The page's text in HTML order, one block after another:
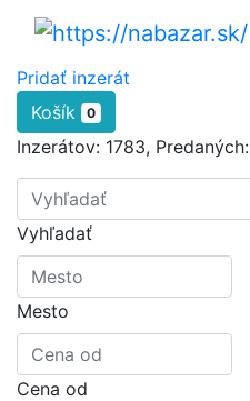
Pridať inzerát
Košík
0
Inzerátov: 1783, Predaných:
Vyhľadať
Mesto
Cena od